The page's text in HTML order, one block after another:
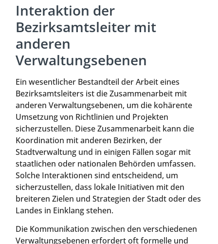
Interaktion der
Bezirksamtsleiter mit
anderen
Verwaltungsebenen
Ein wesentlicher Bestandteil der Arbeit eines
Bezirksamtsleiters ist die Zusammenarbeit mit
anderen Verwaltungsebenen, um die kohärente
Umsetzung von Richtlinien und Projekten
sicherzustellen. Diese Zusammenarbeit kann die
Koordination mit anderen Bezirken, der
Stadtverwaltung und in einigen Fällen sogar mit
staatlichen oder nationalen Behörden umfassen.
Solche Interaktionen sind entscheidend, um
sicherzustellen, dass lokale Initiativen mit den
breiteren Zielen und Strategien der Stadt oder des
Landes in Einklang stehen.
Die Kommunikation zwischen den verschiedenen
Verwaltungsebenen erfordert oft formelle und